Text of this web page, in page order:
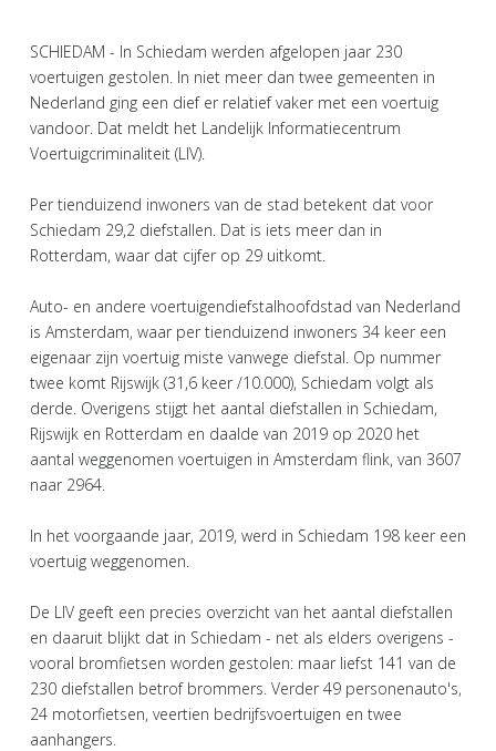
SCHIEDAM - In Schiedam werden afgelopen jaar 230
voertuigen gestolen. In niet meer dan twee gemeenten in
Nederland ging een dief er relatief vaker met een voertuig
vandoor. Dat meldt het Landelijk Informatiecentrum
Voertuigcriminaliteit (LIV).
Per tienduizend inwoners van de stad betekent dat voor
Schiedam 29,2 diefstallen. Dat is iets meer dan in
Rotterdam, waar dat cijfer op 29 uitkomt.
Auto- en andere voertuigendiefstalhoofdstad van Nederland
is Amsterdam, waar per tienduizend inwoners 34 keer een
eigenaar zijn voertuig miste vanwege diefstal. Op nummer
twee komt Rijswijk (31,6 keer /10.000), Schiedam volgt als
derde. Overigens stijgt het aantal diefstallen in Schiedam,
Rijswijk en Rotterdam en daalde van 2019 op 2020 het
aantal weggenomen voertuigen in Amsterdam flink, van 3607
naar 2964.
In het voorgaande jaar, 2019, werd in Schiedam 198 keer een
voertuig weggenomen.
De LIV geeft een precies overzicht van het aantal diefstallen
en daaruit blijkt dat in Schiedam - net als elders overigens -
vooral bromfietsen worden gestolen: maar liefst 141 van de
230 diefstallen betrof brommers. Verder 49 personenauto's,
24 motorfietsen, veertien bedrijfsvoertuigen en twee
aanhangers.